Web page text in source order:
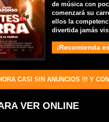
de música con
comenzará su
ellos la
divertida jamás
¡Recomienda
CASI SIN ANUNCIOS !!! Y
VER ONLINE